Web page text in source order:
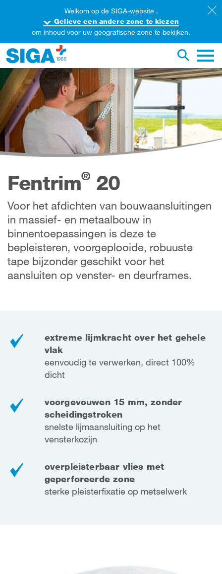
de website
Fentrim®20
Voor het afdichten van bouwaansluitingen
in massief- en metaalbouw in
binnentoepassingen is deze te
bepleisteren, voorgeplooide, robuuste
tape bijzonder geschikt voor het
aansluiten op venster- en deurframes.
extreme lijmkracht over het gehele
vlak
eenvoudig te verwerken, direct 100%
dicht
voorgevouwen 15 mm, zonder
scheidingstroken
snelste lijmaansluiting op het
vensterkozijn
overpleisterbaar vlies met
geperforeerde zone
sterke pleisterfixatie op metselwerk
Welkom op de SIGA-website .
Gelieve een andere zone te kiezen
om inhoud voor uw geografische zone te bekijken.